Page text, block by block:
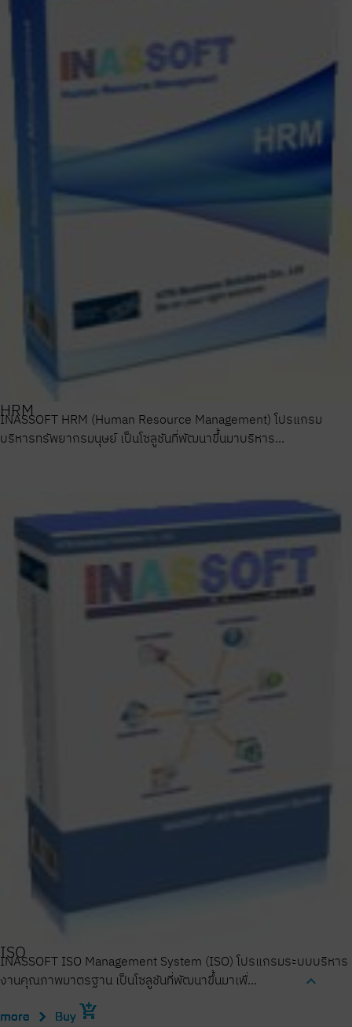
more chevron_right Buy add_shopping_cart
more chevron_right Buy add_shopping_cart
more chevron_right Buy add_shopping_cart
more chevron_right Buy add_shopping_cart
more chevron_right Buy add_shopping_cart
more chevron_right Buy add_shopping_cart
more chevron_right Buy add_shopping_cart
more chevron_right Buy add_shopping_cart
more chevron_right Buy add_shopping_cart
more chevron_right Buy add_shopping_cart
more chevron_right Buy add_shopping_cart
more chevron_right Buy add_shopping_cart
more chevron_right Buy add_shopping_cart
more chevron_right Buy add_shopping_cart
more chevron_right Buy add_shopping_cart
more chevron_right Buy add_shopping_cart
more chevron_right Buy add_shopping_cart
more chevron_right Buy add_shopping_cart
more chevron_right Buy add_shopping_cart
more chevron_right Buy add_shopping_cart
more chevron_right Buy add_shopping_cart
more chevron_right Buy add_shopping_cart
more chevron_right Buy add_shopping_cart
more chevron_right Buy add_shopping_cart
HRM
INASSOFT HRM (Human Resource Management) โปรแกรม
บริหารทรัพยากรมนุษย์ เป็นโซลูชันที่พัฒนาขึ้นมาบริหาร...
more chevron_right Buy add_shopping_cart
ISO
INASSOFT ISO Management System (ISO) โปรแกรมระบบบริหาร
งานคุณภาพมาตรฐาน เป็นโซลูชันที่พัฒนาขึ้นมาเพื่...
more chevron_right Buy add_shopping_cart
more chevron_right Buy add_shopping_cart
more chevron_right Buy add_shopping_cart
more chevron_right Buy add_shopping_cart
more chevron_right Buy add_shopping_cart
more chevron_right Buy add_shopping_cart
more chevron_right Buy add_shopping_cart
more chevron_right Buy add_shopping_cart
more chevron_right Buy add_shopping_cart
more chevron_right Buy add_shopping_cart
more chevron_right Buy add_shopping_cart
more chevron_right Buy add_shopping_cart
more chevron_right Buy add_shopping_cart
more chevron_right Buy add_shopping_cart
more chevron_right Buy add_shopping_cart
more chevron_right Buy add_shopping_cart
more chevron_right Buy add_shopping_cart
more chevron_right Buy add_shopping_cart
more chevron_right Buy add_shopping_cart
more chevron_right Buy add_shopping_cart
more chevron_right Buy add_shopping_cart
more chevron_right Buy add_shopping_cart
more chevron_right Buy add_shopping_cart
more chevron_right Buy add_shopping_cart
more chevron_right Buy add_shopping_cart
more chevron_right Buy add_shopping_cart
more chevron_right Buy add_shopping_cart
more chevron_right Buy add_shopping_cart
more chevron_right Buy add_shopping_cart
more chevron_right Buy add_shopping_cart
more chevron_right Buy add_shopping_cart
more chevron_right Buy add_shopping_cart
more chevron_right Buy add_shopping_cart
more chevron_right Buy add_shopping_cart
more chevron_right Buy add_shopping_cart
more chevron_right Buy add_shopping_cart
more chevron_right Buy add_shopping_cart
more chevron_right Buy add_shopping_cart
more chevron_right Buy add_shopping_cart
more chevron_right Buy add_shopping_cart
more chevron_right Buy add_shopping_cart
more chevron_right Buy add_shopping_cart
expand_less